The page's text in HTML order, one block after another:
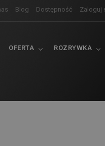
Blog Dostępność Zaloguj
OFERTA ROZRYWKA